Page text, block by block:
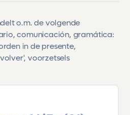
o.m. de volgende
comunicación, gramática:
in de presente,
voorzetsels